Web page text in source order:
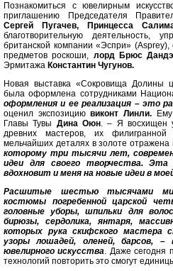
Познакомиться с ювелирным
приглашению Председателя
Сергей Пугачев,
Принцесса
благотворительную деятельность,
британской компании «Эспри»
предметов роскоши, лорд Брюс
Эрмитажа Константин Чугунов.
Новая выставка «Сокровища Долины
была оформлена сотрудниками
оформления и ее реализация – это
оценил экспозициювиконт Линли.Ему
Главы Тувы Дина Оюн. – Я восхищен
древних мастеров, их
мельчайших деталях в золоте
которому три тысячи лет,
идеи для своего творчества. Эта
вдохновит и меня на новые идеи в
Расшитые шестью тысячами
костюмы погребенной царской
головные уборы, шпильки для
бирюзы, сердолика, янтаря,
которых рука скифского мастера
узоры лошадей, оленей, барсов,
ювелирного искусства. Даже сегодня
технологий повторить это смогут